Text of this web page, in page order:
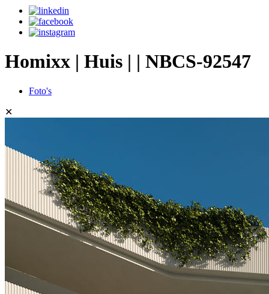
Homixx | Huis | | NBCS-92547
Foto's
✕